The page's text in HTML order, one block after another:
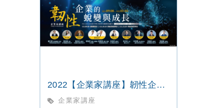
2022【企業家講座】韌性企業的蛻變與成長
企業家講座